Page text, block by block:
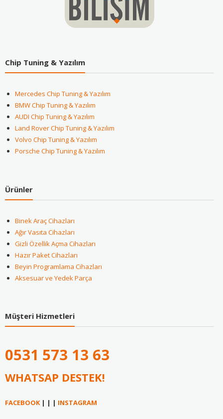
Chip Tuning & Yazılım
Mercedes Chip Tuning & Yazılım
BMW Chip Tuning & Yazılım
AUDI Chip Tuning & Yazılım
Land Rover Chip Tuning & Yazılım
Volvo Chip Tuning & Yazılım
Porsche Chip Tuning & Yazılım
Ürünler
Binek Araç Cihazları
Ağır Vasıta Cihazları
Gizli Özellik Açma Cihazları
Hazır Paket Cihazları
Beyin Programlama Cihazları
Aksesuar ve Yedek Parça
Müşteri Hizmetleri
0531 573 13 63
WHATSAP DESTEK!
FACEBOOK| | | INSTAGRAM